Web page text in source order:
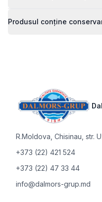
Produsul conține
R.Moldova Chisinau, str.
+373 (22) 421 524
+373 (22) 47 33 44
info@dalmors-grup.md